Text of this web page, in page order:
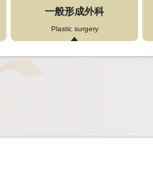
一般形成外科
Plastic surgery